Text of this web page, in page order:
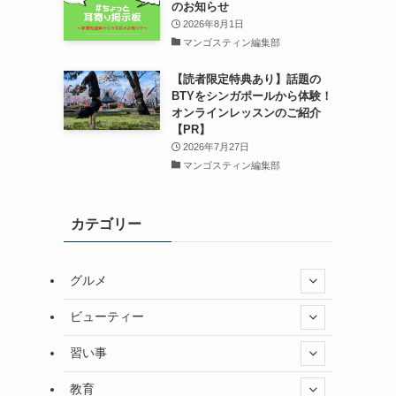
のお知らせ
2026年8月1日
マンゴスティン編集部
【読者限定特典あり】話題の
BTYをシンガポールから体験！
オンラインレッスンのご紹介
【PR】
2026年7月27日
マンゴスティン編集部
カテゴリー
グルメ
ビューティー
習い事
教育